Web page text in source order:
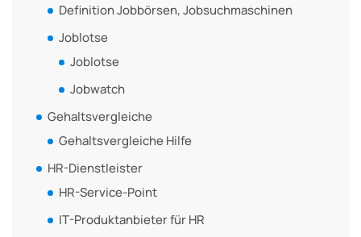
Definition Jobbörsen, Jobsuchmaschinen
Joblotse
Joblotse
Jobwatch
Gehaltsvergleiche
Gehaltsvergleiche Hilfe
HR-Dienstleister
HR-Service-Point
IT-Produktanbieter für HR